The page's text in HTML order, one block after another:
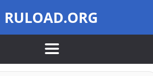
RULOAD.ORG